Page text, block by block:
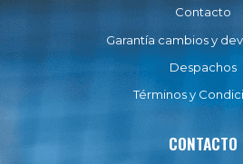
Contacto
Garantía cambios y
Despachos
Términos y
CONTACTO